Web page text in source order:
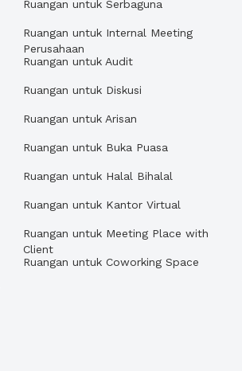
Ruangan untuk Serbaguna
Ruangan untuk Internal Meeting
Perusahaan
Ruangan untuk Audit
Ruangan untuk Diskusi
Ruangan untuk Arisan
Ruangan untuk Buka Puasa
Ruangan untuk Halal Bihalal
Ruangan untuk Kantor Virtual
Ruangan untuk Meeting Place with
Client
Ruangan untuk Coworking Space